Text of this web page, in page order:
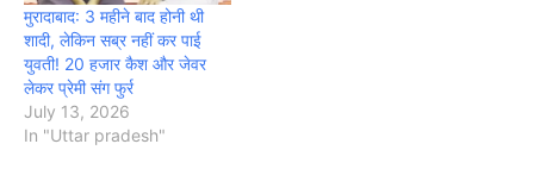
मुरादाबाद: 3 महीने बाद होनी थी
शादी, लेकिन सब्र नहीं कर पाई
युवती! 20 हजार कैश और जेवर
लेकर प्रेमी संग फुर्र
July 13, 2026
In "Uttar pradesh"